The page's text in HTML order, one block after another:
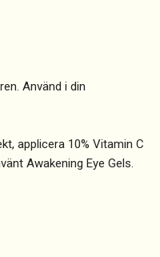
Använd i din
applicera 10% Vitamin C
Awakening Eye Gels.